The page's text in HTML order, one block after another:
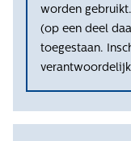
worden
(op een deel
toegestaan.